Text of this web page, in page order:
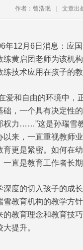
作者：曾浩珉 文章出
12月6日消息：应国
练黄启团老师为该机
技术应用在孩子的教
和自由的环境中，
础，一个具有决定性
权力……”这是孙瑞雪
以来，一直重视教师
育更是紧密。如何在
一直是教育工作者长期
的切入孩子的成长
雪教育机构的教学方
的教育理念和教育技
提升。